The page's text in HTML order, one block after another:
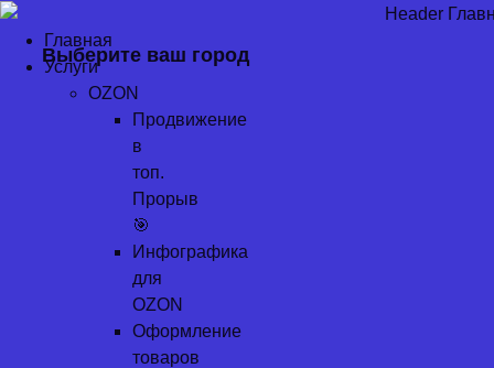
Перейти
содержимому
Главная
Услуги
OZON
Продвижение
в
топ.
Прорыв
🎯
Инфографика
для
OZON
Оформление
товаров
Выберите ваш город